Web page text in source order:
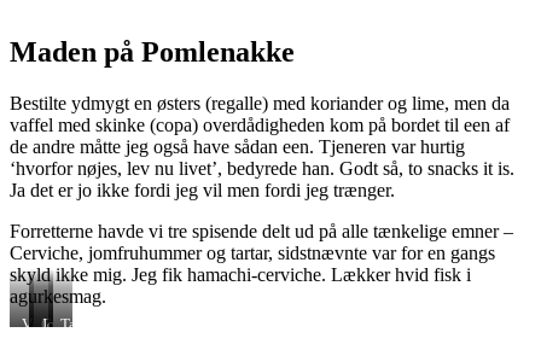
og
lime
Maden på Pomlenakke
Bestilte ydmygt en østers (regalle) med koriander og lime, men da
vaffel med skinke (copa) overdådigheden kom på bordet til een af
de andre måtte jeg også have sådan een. Tjeneren var hurtig
‘hvorfor nøjes, lev nu livet’, bedyrede han. Godt så, to snacks it is.
Ja det er jo ikke fordi jeg vil men fordi jeg trænger.
Forretterne havde vi tre spisende delt ud på alle tænkelige emner –
Cerviche, jomfruhummer og tartar, sidstnævnte var for en gangs
skyld ikke mig. Jeg fik hamachi-cerviche. Lækker hvid fisk i
agurkesmag.
VaffelCerviche
Jomfruhummer
Tartar